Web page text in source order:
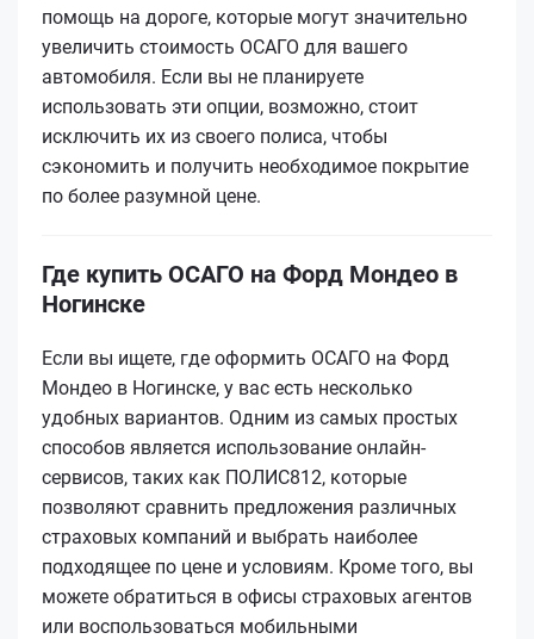
помощь на дороге, которые могут значительно
увеличить стоимость ОСАГО для вашего
автомобиля. Если вы не планируете
использовать эти опции, возможно, стоит
исключить их из своего полиса, чтобы
сэкономить и получить необходимое покрытие
по более разумной цене.
Где купить ОСАГО на Форд Мондео в
Ногинске
Если вы ищете, где оформить ОСАГО на Форд
Мондео в Ногинске, у вас есть несколько
удобных вариантов. Одним из самых простых
способов является использование онлайн-
сервисов, таких как ПОЛИС812, которые
позволяют сравнить предложения различных
страховых компаний и выбрать наиболее
подходящее по цене и условиям. Кроме того, вы
можете обратиться в офисы страховых агентов
или воспользоваться мобильными